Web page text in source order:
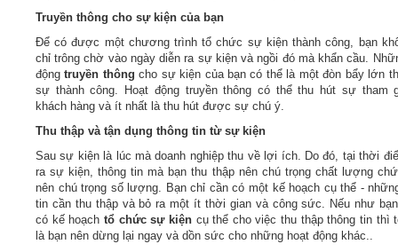
Truyền thông cho sự kiện của bạn
Để có được một chương trình tổ chức sự kiện thành công, bạn
chỉ trông chờ vào ngày diễn ra sự kiện và ngồi đó mà khẩn cầu.
động truyền thông cho sự kiện của bạn có thể là một đòn bẩy lớn
sự thành công. Hoạt động truyền thông có thể thu hút sự tham
khách hàng và ít nhất là thu hút được sự chú ý.
Thu thập và tận dụng thông tin từ sự kiện
Sau sự kiện là lúc mà doanh nghiệp thu về lợi ích. Do đó, tại thời
ra sự kiện, thông tin mà bạn thu thập nên chú trọng chất lượng
nên chú trọng số lượng. Bạn chỉ cần có một kế hoạch cụ thể -
tin cần thu thập và bỏ ra một ít thời gian và công sức. Nếu như
có kế hoạch tổ chức sự kiệncụ thể cho việc thu thập thông tin thì
là bạn nên dừng lại ngay và dồn sức cho những hoạt động khác..